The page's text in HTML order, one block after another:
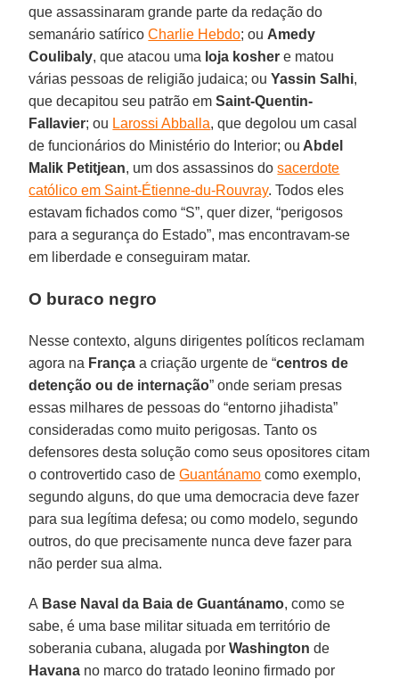
que assassinaram grande parte da redação do
semanário satíricoCharlie Hebdo; ou Amedy
Coulibaly, que atacou uma loja kosher e matou
várias pessoas de religião judaica; ouYassin Salhi,
que decapitou seu patrão emSaint-Quentin-
Fallavier; ou Larossi Abballa, que degolou um casal
de funcionários do Ministério do Interior; ou Abdel
Malik Petitjean, um dos assassinos dosacerdote
católico em Saint-Étienne-du-Rouvray. Todos eles
estavam fichados como “S”, quer dizer, “perigosos
para a segurança do Estado”, mas encontravam-se
em liberdade e conseguiram matar.
O buraco negro
Nesse contexto, alguns dirigentes políticos reclamam
agora na França a criação urgente de “centros de
detenção ou de internação” onde seriam presas
essas milhares de pessoas do “entorno jihadista”
consideradas como muito perigosas. Tanto os
defensores desta solução como seus opositores citam
o controvertido caso deGuantánamo como exemplo,
segundo alguns, do que uma democracia deve fazer
para sua legítima defesa; ou como modelo, segundo
outros, do que precisamente nunca deve fazer para
não perder sua alma.
A Base Naval da Baia de Guantánamo, como se
sabe, é uma base militar situada em território de
soberania cubana, alugada porWashington de
Havana no marco do tratado leonino firmado por